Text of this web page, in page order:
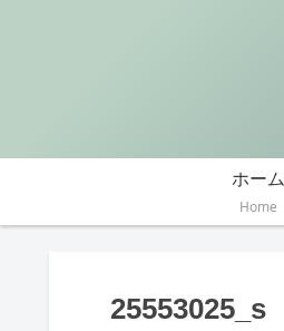
ホーム
Home
25553025_s